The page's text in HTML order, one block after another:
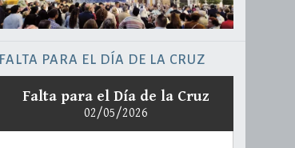
FALTA PARA EL DÍA DE LA CRUZ
Falta para el Día de la Cruz
02/05/2026